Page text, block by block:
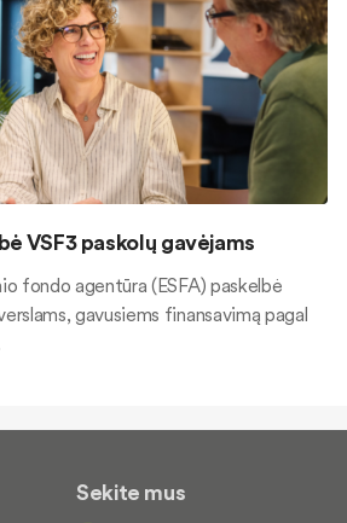
VSF3 paskolų gavėjams
fondo agentūra (ESFA) paskelbė
gavusiems finansavimą pagal
Sekite mus